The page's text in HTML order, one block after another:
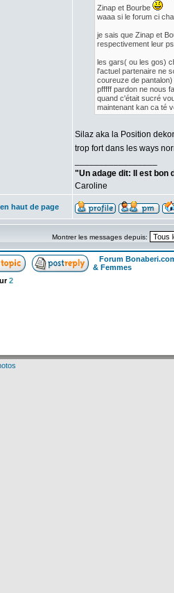
Zinap et Bourbe
waaa si le forum ci
je sais que Zinap et
respectivement leur
les gars( ou les gos)
l'actuel partenaire ne
coureuze de
pfffff pardon ne nous
quand c'était sucré
maintenant kan ca té
Silaz aka la Position
trop fort dans les ways
"Un adage dit: Il est bon
Caroline
haut de page
Montrer les messages depuis:
Forum
& Femmes
2